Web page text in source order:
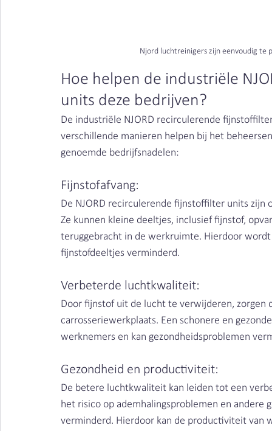
Njord luchtreinigers zijn eenvoudig te
Hoe helpen de industriële
units deze bedrijven?
De industriële NJORD recirculerende
verschillende manieren helpen bij het
genoemde bedrijfsnadelen:
Fijnstofafvang:
De NJORD recirculerende fijnstoffilter units
Ze kunnen kleine deeltjes, inclusief fijnstof,
teruggebracht in de werkruimte. Hierdoor
fijnstofdeeltjes verminderd.
Verbeterde luchtkwaliteit:
Door fijnstof uit de lucht te verwijderen,
carrosseriewerkplaats. Een schonere en
werknemers en kan gezondheidsproblemen
Gezondheid en productiviteit:
De betere luchtkwaliteit kan leiden tot een
het risico op ademhalingsproblemen en andere
verminderd. Hierdoor kan de productiviteit van